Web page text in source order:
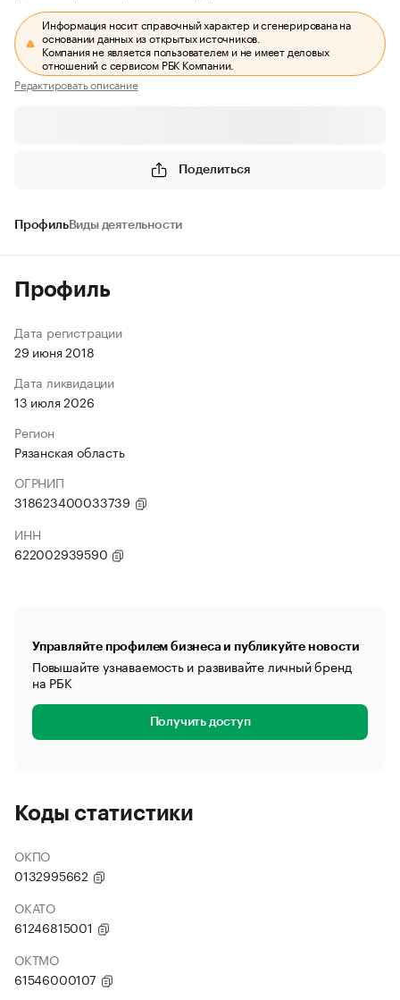
Информация носит справочный характер и сгенерирована на
основании данных из открытых источников.
Компания не является пользователем и не имеет деловых
отношений с сервисом РБК Компании.
Редактировать описание
Поделиться
ПрофильВиды деятельности
Профиль
Дата регистрации
29 июня 2018
Дата ликвидации
13 июля 2026
Регион
Рязанская область
ОГРНИП
318623400033739
ИНН
622002939590
Управляйте профилем бизнеса и публикуйте новости
Повышайте узнаваемость и развивайте личный бренд
на РБК
Получить доступ
Коды статистики
ОКПО
0132995662
ОКАТО
61246815001
ОКТМО
61546000107